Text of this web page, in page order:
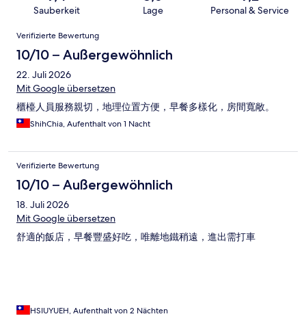
Sauberkeit Lage Personal & Service
Bewertungen
Verifizierte Bewertung
10/10 – Außergewöhnlich
22. Juli 2026
Mit Google übersetzen
櫃檯人員服務親切，地理位置方便，早餐多樣化，房間寬敞。
ShihChia, Aufenthalt von 1 Nacht
Verifizierte Bewertung
10/10 – Außergewöhnlich
18. Juli 2026
Mit Google übersetzen
舒適的飯店，早餐豐盛好吃，唯離地鐵稍遠，進出需打車
HSIUYUEH, Aufenthalt von 2 Nächten